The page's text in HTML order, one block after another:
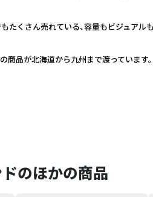
くさん売れている、容量もビジュアル
商品が北海道から九州まで渡っています。
のほかの商品